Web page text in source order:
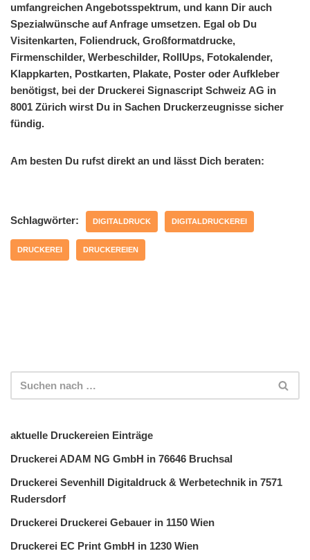
umfangreichen Angebotsspektrum, und kann Dir auch
Spezialwünsche auf Anfrage umsetzen. Egal ob Du
Visitenkarten, Foliendruck, Großformatdrucke,
Firmenschilder, Werbeschilder, RollUps, Fotokalender,
Klappkarten, Postkarten, Plakate, Poster oder Aufkleber
benötigst, bei der Druckerei Signascript Schweiz AG in
8001 Zürich wirst Du in Sachen Druckerzeugnisse sicher
fündig.
Am besten Du rufst direkt an und lässt Dich beraten:
Schlagwörter: DIGITALDRUCK DIGITALDRUCKEREI
DRUCKEREI DRUCKEREIEN
aktuelle Druckereien Einträge
Druckerei ADAM NG GmbH in 76646 Bruchsal
Druckerei Sevenhill Digitaldruck & Werbetechnik in 7571
Rudersdorf
Druckerei Druckerei Gebauer in 1150 Wien
Druckerei EC Print GmbH in 1230 Wien